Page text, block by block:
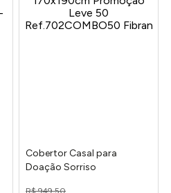
Cobertor Casal para
Doação Sorriso
R$ 949,50